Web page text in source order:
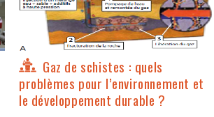
Gaz de schistes : quels
problèmes pour l’environnement et
le développement durable ?